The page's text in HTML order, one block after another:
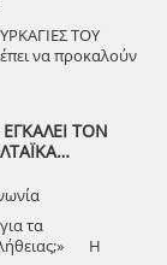
ΤΟΥ
να προκαλούν
στελεχών,
της ατομικής
Προστασίας,
όταν πριν από
περίοδος
μόνο
πέντε νεκρούς
πριν ακόμα
ότι οι
ΤΟΝ
τα
Η